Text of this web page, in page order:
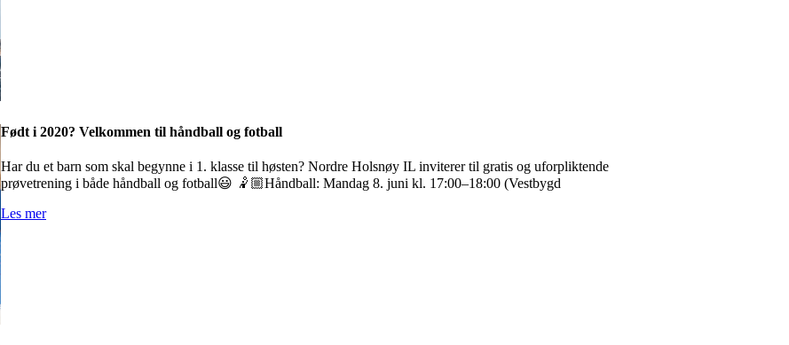
Født i 2020? Velkommen til håndball og fotball
Har du et barn som skal begynne i 1. klasse til høsten? Nordre Holsnøy IL inviterer til gratis og uforpliktende
prøvetrening i både håndball og fotball😃 🤾🏼Håndball: Mandag 8. juni kl. 17:00–18:00 (Vestbygd
Les mer